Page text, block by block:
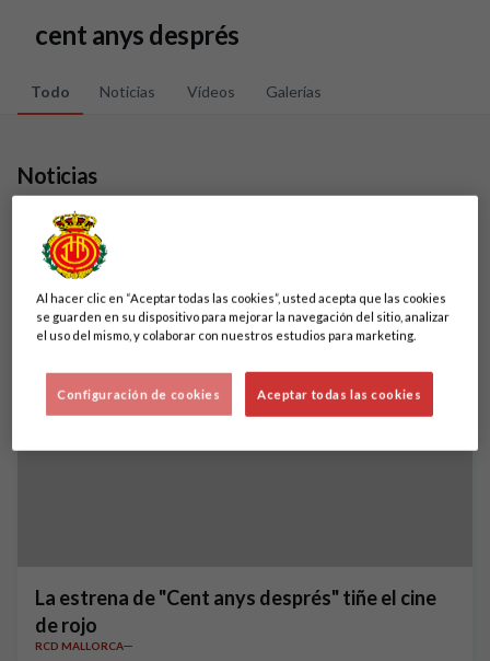
cent anys després
Todo Noticias Vídeos Galerías
Noticias
2 resultados
La estrena de "Cent anys després" tiñe el cine
de rojo
RCD MALLORCA
Al hacer clic en “Aceptar todas las cookies”, usted acepta que las cookies
se guarden en su dispositivo para mejorar la navegación del sitio, analizar
el uso del mismo, y colaborar con nuestros estudios para marketing.
Aceptar todas las cookies
Configuración de cookies